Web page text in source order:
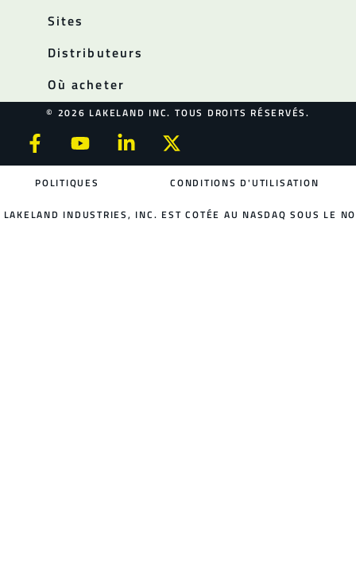
Sites
Distributeurs
Où acheter
© 2026 LAKELAND INC. TOUS DROITS RÉSERVÉS.
POLITIQUES CONDITIONS D'UTILISATION
LAKELAND INDUSTRIES, INC. EST COTÉE AU NASDAQ SOUS LE